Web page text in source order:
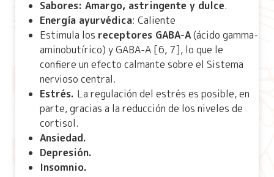
Sabores: Amargo, astringente y dulce.
Energía ayurvédica: Caliente
Estimula los receptores GABA-A(ácido gamma-
aminobutírico) y GABA-A [6, 7], lo que le
confiere un efecto calmante sobre el Sistema
nervioso central.
Estrés. La regulación del estrés es posible, en
parte, gracias a la reducción de los niveles de
cortisol.
Ansiedad.
Depresión.
Insomnio.